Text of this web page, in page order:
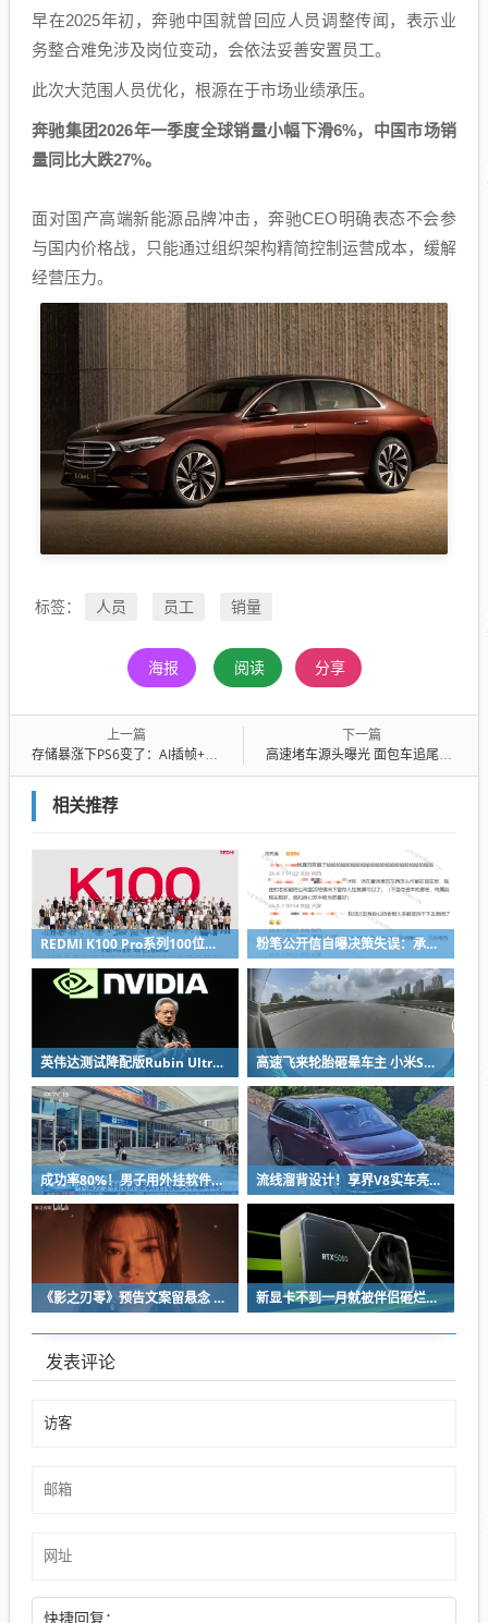
早在2025年初，奔驰中国就曾回应人员调整传闻，表示业
务整合难免涉及岗位变动，会依法妥善安置员工。
此次大范围人员优化，根源在于市场业绩承压。
奔驰集团2026年一季度全球销量小幅下滑6%，中国市场销
量同比大跌27%。
面对国产高端新能源品牌冲击，奔驰CEO明确表态不会参
与国内价格战，只能通过组织架构精简控制运营成本，缓解
经营压力。
标签： 人员 员工 销量
海报 阅读 分享
上一篇
存储暴涨下PS6变了：AI插帧+超分压成本！4K 120帧成核心卖点
下一篇
高速堵车源头曝光 面包车追尾追出两个小白人 看到现场车主们气笑了
相关推荐
REDMI K100 Pro系列100位工程师代表亮相：设计、工程K90原班人马操刀 粉笔公开信自曝决策失误：承认鸡贼 蹭热度 舍不得成本想多收钱
英伟达测试降配版Rubin Ultra GPU：HBM短缺下芯片厂商如何破局 高速飞来轮胎砸晕车主 小米SU7自动断电呼叫120 全程半小时救回一命
成功率80%！男子用外挂软件抢12306火车票：牟利2万多被判刑 流线溜背设计！享界V8实车亮相：增程版最大续航339km
《影之刃零》预告文案留悬念 玩家：要反向跳票 新显卡不到一月就被伴侣砸烂：小哥哀叹如此脆弱
发表评论
快捷回复：